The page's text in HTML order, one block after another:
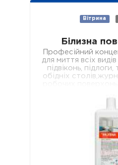
Вітрина
Білизна
Професійний
для миття всіх
підвіконь,
обідніх
профілю).